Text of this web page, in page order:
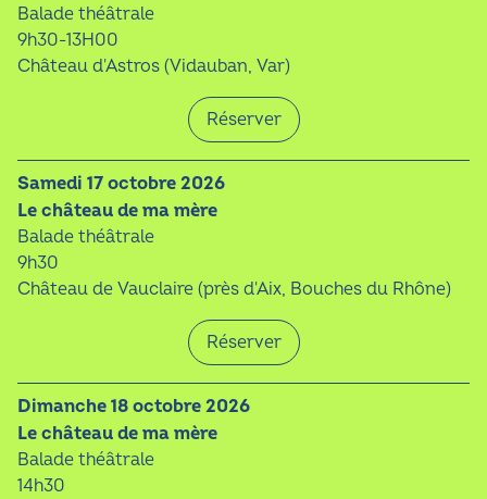
Balade théâtrale
9h30-13H00
Château d'Astros (Vidauban, Var)
Réserver
samedi 17 octobre 2026
Le château de ma mère
Balade théâtrale
9h30
Château de Vauclaire (près d'Aix, Bouches du Rhône)
Réserver
dimanche 18 octobre 2026
Le château de ma mère
Balade théâtrale
14h30